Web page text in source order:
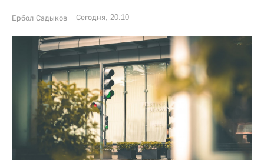
Ербол Садыков Сегодня, 20:10